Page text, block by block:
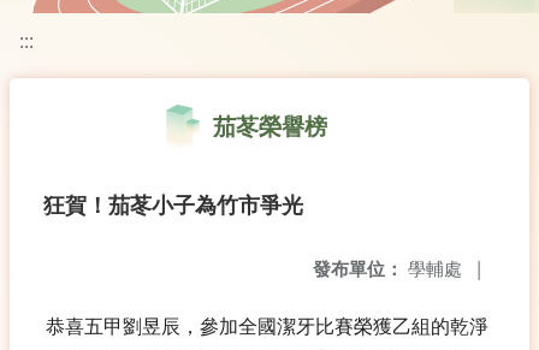
:::
茄苳榮譽榜
狂賀！茄苳小子為竹市爭光
發布單位： 學輔處 |
恭喜五甲劉昱辰，參加全國潔牙比賽榮獲乙組的乾淨